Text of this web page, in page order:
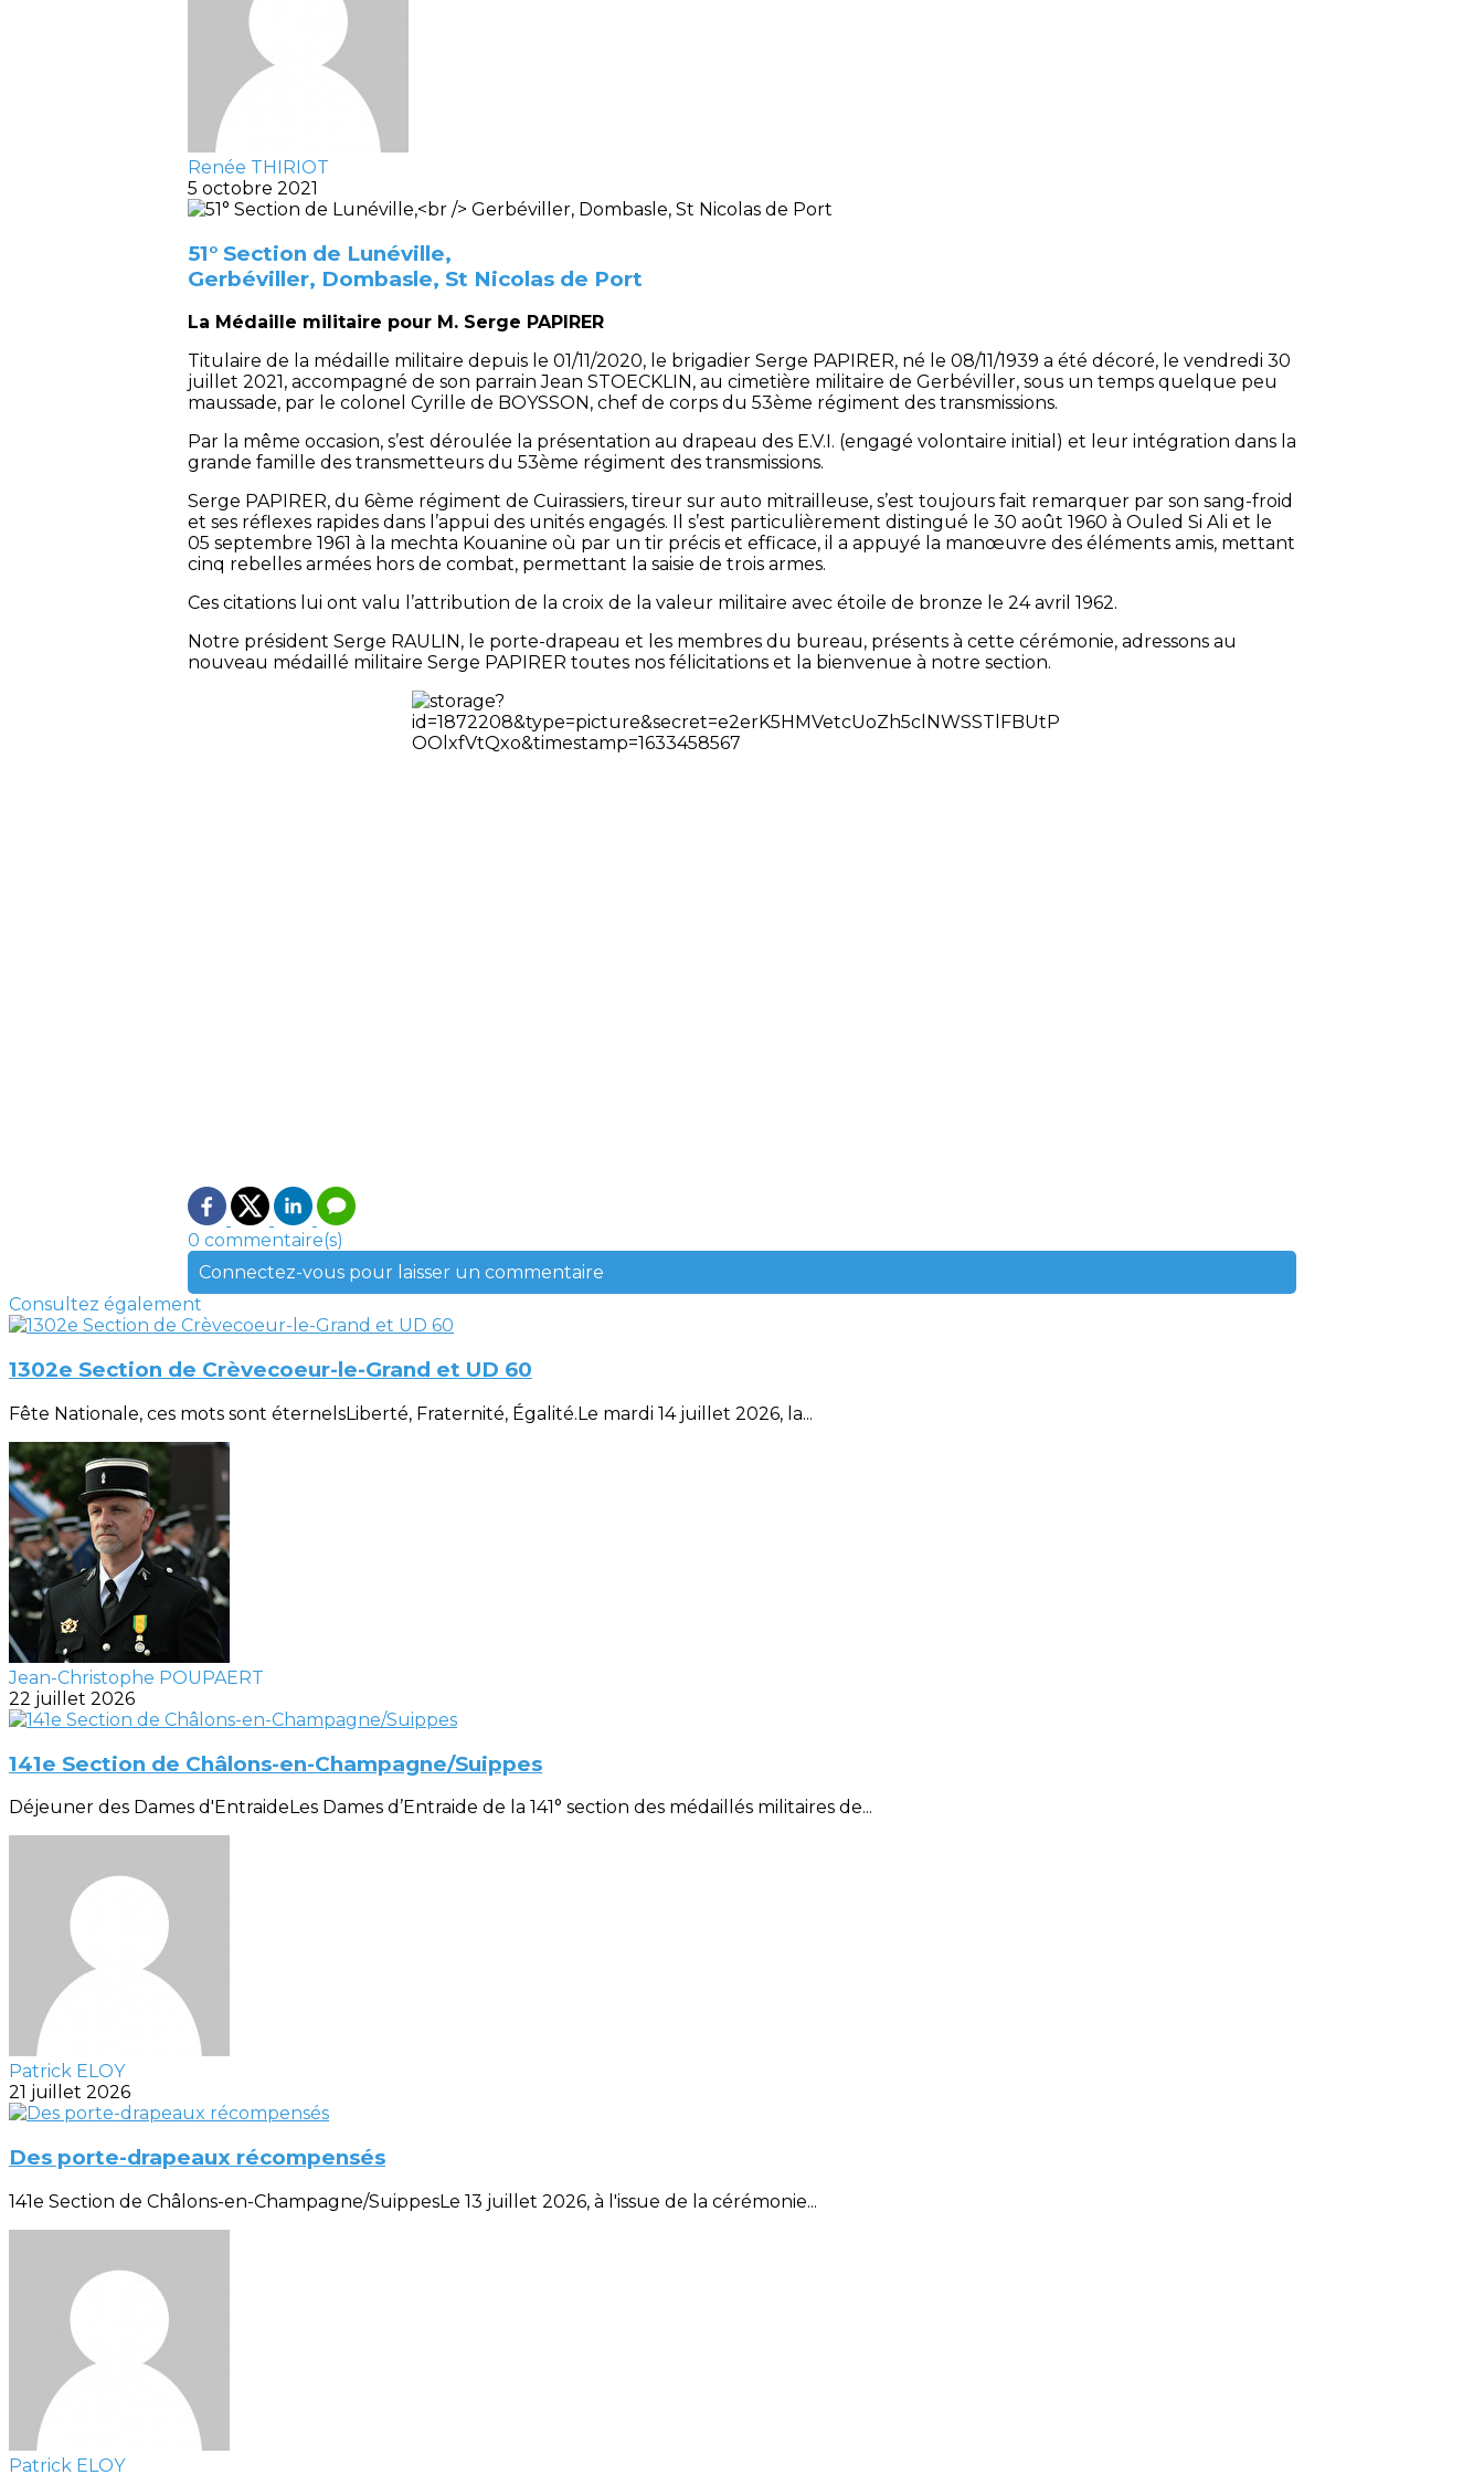
Renée THIRIOT
5 octobre 2021
51° Section de Lunéville,
Gerbéviller, Dombasle, St Nicolas de Port
La Médaille militaire pour M. Serge PAPIRER
Titulaire de la médaille militaire depuis le 01/11/2020, le brigadier Serge PAPIRER, né le 08/11/1939 a été décoré, le vendredi 30
juillet 2021, accompagné de son parrain Jean STOECKLIN, au cimetière militaire de Gerbéviller, sous un temps quelque peu
maussade, par le colonel Cyrille de BOYSSON, chef de corps du 53ème régiment des transmissions.
Par la même occasion, s’est déroulée la présentation au drapeau des E.V.I. (engagé volontaire initial) et leur intégration dans la
grande famille des transmetteurs du 53ème régiment des transmissions.
Serge PAPIRER, du 6ème régiment de Cuirassiers, tireur sur auto mitrailleuse, s’est toujours fait remarquer par son sang-froid
et ses réflexes rapides dans l’appui des unités engagés. Il s’est particulièrement distingué le 30 août 1960 à Ouled Si Ali et le
05 septembre 1961 à la mechta Kouanine où par un tir précis et efficace, il a appuyé la manœuvre des éléments amis, mettant
cinq rebelles armées hors de combat, permettant la saisie de trois armes.
Ces citations lui ont valu l’attribution de la croix de la valeur militaire avec étoile de bronze le 24 avril 1962.
Notre président Serge RAULIN, le porte-drapeau et les membres du bureau, présents à cette cérémonie, adressons au
nouveau médaillé militaire Serge PAPIRER toutes nos félicitations et la bienvenue à notre section.
0 commentaire(s)
Connectez-vous pour laisser un commentaire
Consultez également
1302e Section de Crèvecoeur-le-Grand et UD 60
Fête Nationale, ces mots sont éternelsLiberté, Fraternité, Égalité.Le mardi 14 juillet 2026, la...
Jean-Christophe POUPAERT
22 juillet 2026
141e Section de Châlons-en-Champagne/Suippes
Déjeuner des Dames d'EntraideLes Dames d’Entraide de la 141° section des médaillés militaires de...
Patrick ELOY
21 juillet 2026
Des porte-drapeaux récompensés
141e Section de Châlons-en-Champagne/SuippesLe 13 juillet 2026, à l'issue de la cérémonie...
Patrick ELOY